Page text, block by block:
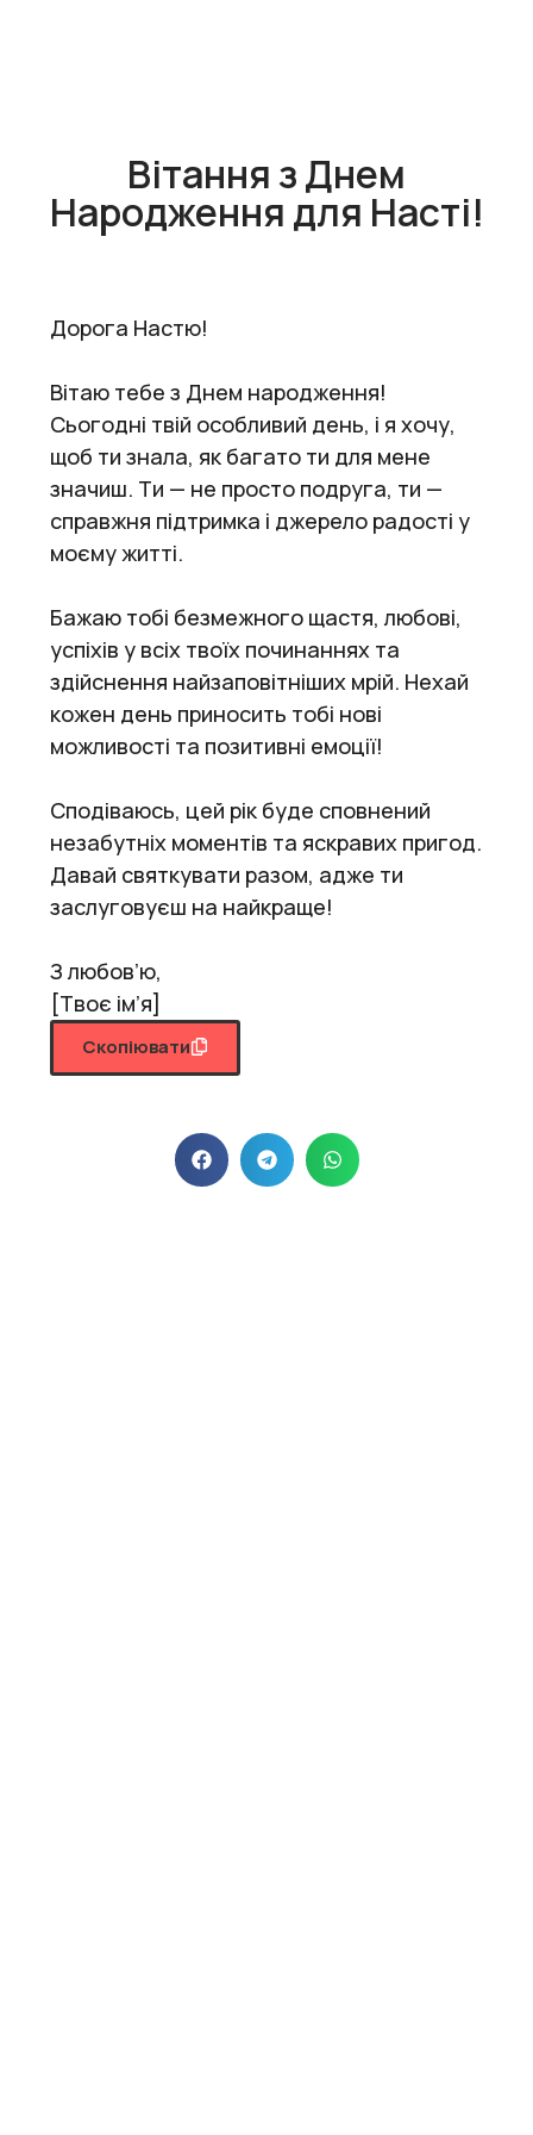
Вітання з Днем
Народження для Насті!
Дорога Настю!
Вітаю тебе з Днем народження!
Сьогодні твій особливий день, і я хочу,
щоб ти знала, як багато ти для мене
значиш. Ти — не просто подруга, ти —
справжня підтримка і джерело радості у
моєму житті.
Бажаю тобі безмежного щастя, любові,
успіхів у всіх твоїх починаннях та
здійснення найзаповітніших мрій. Нехай
кожен день приносить тобі нові
можливості та позитивні емоції!
Сподіваюсь, цей рік буде сповнений
незабутніх моментів та яскравих пригод.
Давай святкувати разом, адже ти
заслуговуєш на найкраще!
З любов’ю,
[Твоє ім’я]
Скопіювати